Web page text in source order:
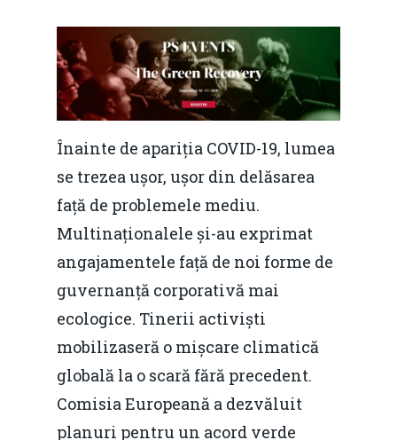
Înainte de apariția COVID-19, lumea
se trezea ușor, ușor din delăsarea
față de problemele mediu.
Multinaționalele și-au exprimat
angajamentele față de noi forme de
guvernanță corporativă mai
ecologice. Tinerii activiști
mobilizaseră o mișcare climatică
globală la o scară fără precedent.
Comisia Europeană a dezvăluit
planuri pentru un acord verde